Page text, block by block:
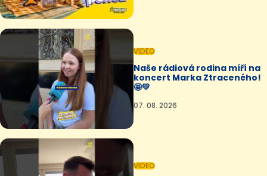
VIDEO
Naše rádiová rodina míří na
koncert Marka Ztraceného!
🤩💛
07. 08. 2026
VIDEO